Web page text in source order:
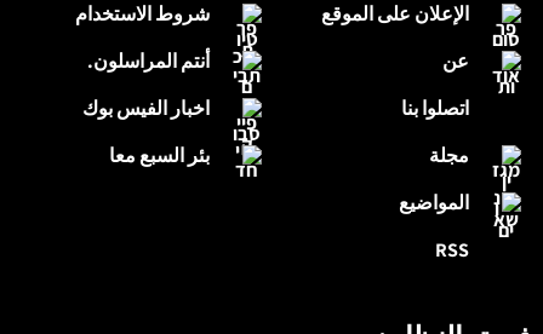
شروط الاستخدام
أنتم المراسلون.
اخبار الفيس بوك
بئر السبع معا
الإعلان على الموقع
عن
اتصلوا بنا
مجلة
المواضيع
RSS